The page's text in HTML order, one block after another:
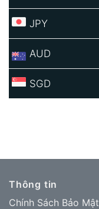
JPY
AUD
SGD
Thông tin
Chính Sách Bảo Mật